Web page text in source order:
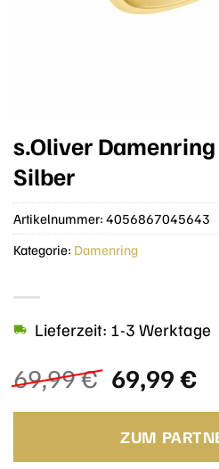
s.Oliver
Silber
69,99€
Preis
war:
69,99 €
69,99€
Lieferzeit: 1-3 Werktage
ZUM
Artikelnummer: 4056867045643
Kategorie: Damenring